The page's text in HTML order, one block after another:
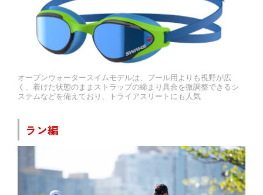
オープンウォータースイムモデルは、プール用よりも視野が広
く、着けた状態のままストラップの締まり具合を微調整できるシ
ステムなどを備えており、トライアスリートにも人気
ラン編